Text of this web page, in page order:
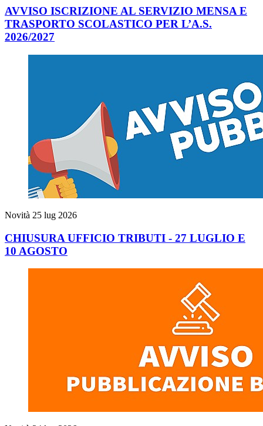
AVVISO ISCRIZIONE AL SERVIZIO MENSA E
TRASPORTO SCOLASTICO PER L’A.S.
2026/2027
Novità 25 lug 2026
CHIUSURA UFFICIO TRIBUTI - 27 LUGLIO E
10 AGOSTO